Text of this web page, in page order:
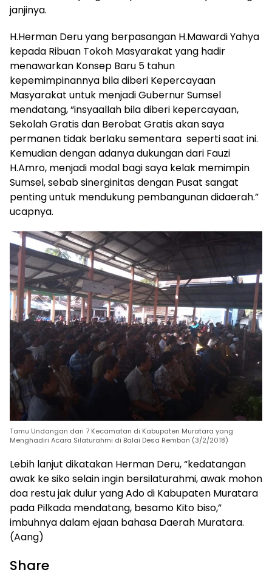
janjinya.
H.Herman Deru yang berpasangan H.Mawardi Yahya
kepada Ribuan Tokoh Masyarakat yang hadir
menawarkan Konsep Baru 5 tahun
kepemimpinannya bila diberi Kepercayaan
Masyarakat untuk menjadi Gubernur Sumsel
mendatang, “insyaallah bila diberi kepercayaan,
Sekolah Gratis dan Berobat Gratis akan saya
permanen tidak berlaku sementara seperti saat ini.
Kemudian dengan adanya dukungan dari Fauzi
H.Amro, menjadi modal bagi saya kelak memimpin
Sumsel, sebab sinerginitas dengan Pusat sangat
penting untuk mendukung pembangunan didaerah.”
ucapnya.
Tamu Undangan dari 7 Kecamatan di Kabupaten Muratara yang
Menghadiri Acara Silaturahmi di Balai Desa Remban (3/2/2018)
Lebih lanjut dikatakan Herman Deru, “kedatangan
awak ke siko selain ingin bersilaturahmi, awak mohon
doa restu jak dulur yang Ado di Kabupaten Muratara
pada Pilkada mendatang, besamo Kito biso,”
imbuhnya dalam ejaan bahasa Daerah Muratara.
(Aang)
Share